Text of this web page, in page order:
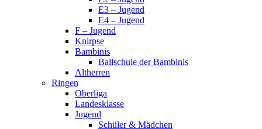
E3 – Jugend
E4 – Jugend
F – Jugend
Knirpse
Bambinis
Ballschule der Bambinis
Altherren
Ringen
Oberliga
Landesklasse
Jugend
Schüler & Mädchen